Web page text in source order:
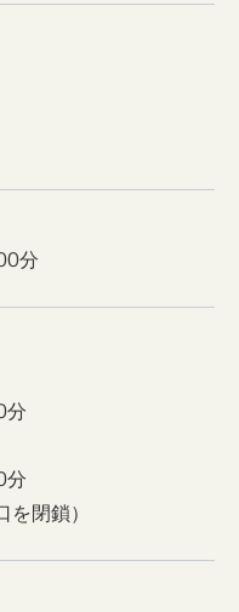
分
分
分
を閉鎖）